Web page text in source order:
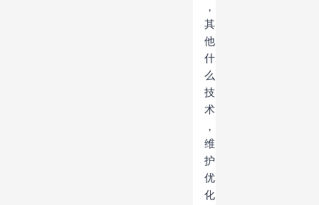
，
其
他
什
么
技
术
，
维
护
优
化